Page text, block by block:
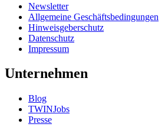
Newsletter
Allgemeine Geschäftsbedingungen
Hinweisgeberschutz
Datenschutz
Impressum
Unternehmen
Blog
TWINJobs
Presse